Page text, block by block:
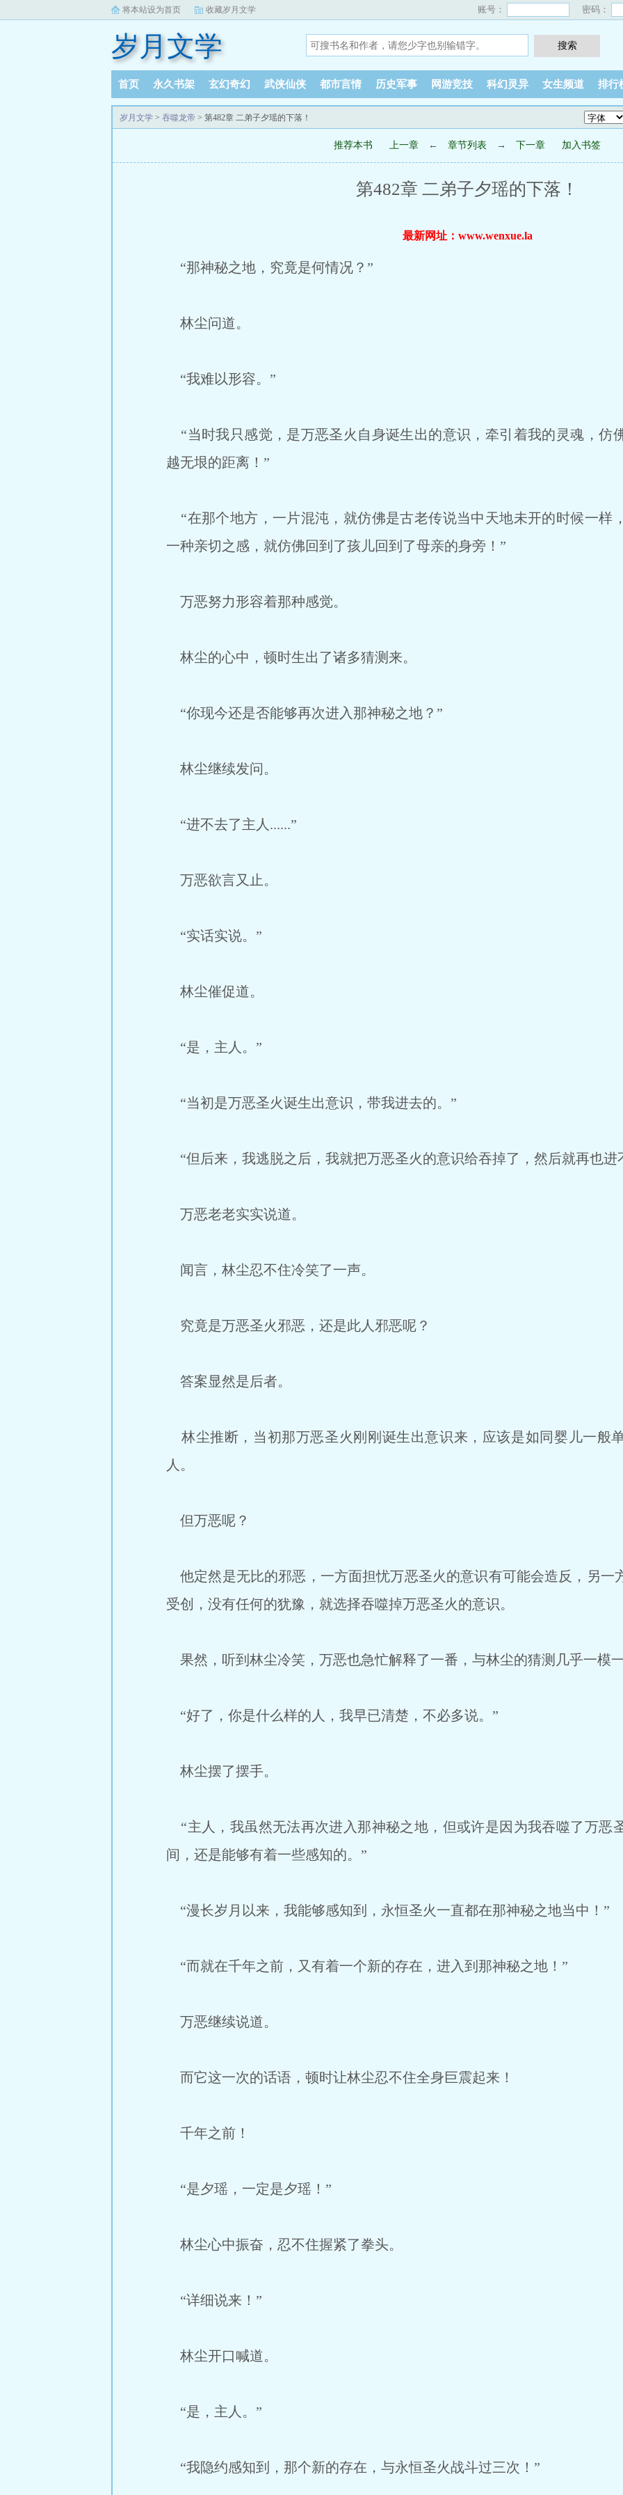
将本站设为首页 收藏岁月文学 账号： 密码：
岁月文学
首页 永久书架 玄幻奇幻 武侠仙侠 都市言情 历史军事 网游竞技 科幻灵异 女生频道 排行
岁月文学 > 吞噬龙帝 > 第482章 二弟子夕瑶的下落！
推荐本书 上一章 ← 章节列表 → 下一章 加入书签
第482章 二弟子夕瑶的下落！
最新网址：www.wenxue.la
“那神秘之地，究竟是何情况？”
林尘问道。
“我难以形容。”
“当时我只感觉，是万恶圣火自身诞生出的意识，牵引着我的灵魂，仿
越无垠的距离！”
“在那个地方，一片混沌，就仿佛是古老传说当中天地未开的时候一样
一种亲切之感，就仿佛回到了孩儿回到了母亲的身旁！”
万恶努力形容着那种感觉。
林尘的心中，顿时生出了诸多猜测来。
“你现今还是否能够再次进入那神秘之地？”
林尘继续发问。
“进不去了主人......”
万恶欲言又止。
“实话实说。”
林尘催促道。
“是，主人。”
“当初是万恶圣火诞生出意识，带我进去的。”
“但后来，我逃脱之后，我就把万恶圣火的意识给吞掉了，然后就再也进
万恶老老实实说道。
闻言，林尘忍不住冷笑了一声。
究竟是万恶圣火邪恶，还是此人邪恶呢？
答案显然是后者。
林尘推断，当初那万恶圣火刚刚诞生出意识来，应该是如同婴儿一般
人。
但万恶呢？
他定然是无比的邪恶，一方面担忧万恶圣火的意识有可能会造反，另一
受创，没有任何的犹豫，就选择吞噬掉万恶圣火的意识。
果然，听到林尘冷笑，万恶也急忙解释了一番，与林尘的猜测几乎一模一
“好了，你是什么样的人，我早已清楚，不必多说。”
林尘摆了摆手。
“主人，我虽然无法再次进入那神秘之地，但或许是因为我吞噬了万恶
间，还是能够有着一些感知的。”
“漫长岁月以来，我能够感知到，永恒圣火一直都在那神秘之地当中！”
“而就在千年之前，又有着一个新的存在，进入到那神秘之地！”
万恶继续说道。
而它这一次的话语，顿时让林尘忍不住全身巨震起来！
千年之前！
“是夕瑶，一定是夕瑶！”
林尘心中振奋，忍不住握紧了拳头。
“详细说来！”
林尘开口喊道。
“是，主人。”
“我隐约感知到，那个新的存在，与永恒圣火战斗过三次！”